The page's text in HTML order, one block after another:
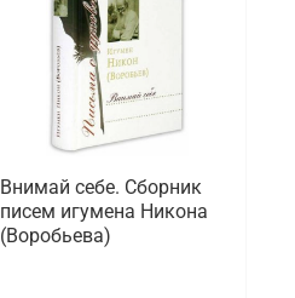
Внимай себе. Сборник
писем игумена Никона
(Воробьева)